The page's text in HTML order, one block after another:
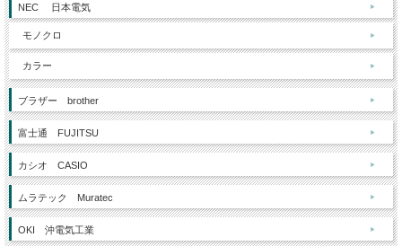
NEC 日本電気
モノクロ
カラー
ブラザー brother
富士通 FUJITSU
カシオ CASIO
ムラテック Muratec
OKI 沖電気工業